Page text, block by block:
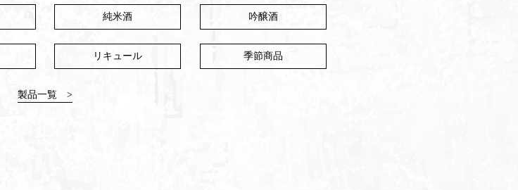
純米酒 吟醸酒
リキュール 季節商品
製品一覧 >